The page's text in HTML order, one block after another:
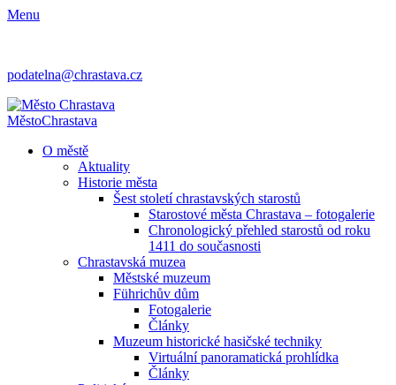
Menu
podatelna@chrastava.cz
MěstoChrastava
O městě
Aktuality
Historie města
Šest století chrastavských starostů
Starostové města Chrastava – fotogalerie
Chronologický přehled starostů od roku
1411 do současnosti
Chrastavská muzea
Městské muzeum
Führichův dům
Fotogalerie
Články
Muzeum historické hasičské techniky
Virtuální panoramatická prohlídka
Články